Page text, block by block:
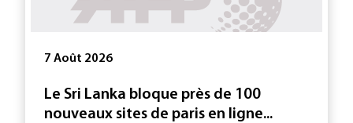
7 Août 2026
Le Sri Lanka bloque près de 100
nouveaux sites de paris en ligne...